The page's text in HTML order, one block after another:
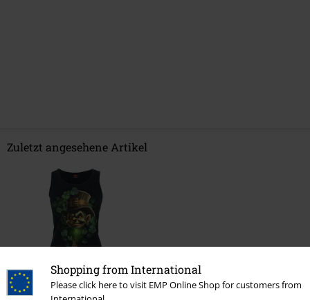
Shopping from International
Please click here to visit EMP Online Shop for customers from
Zuletzt angesehene Artikel
%